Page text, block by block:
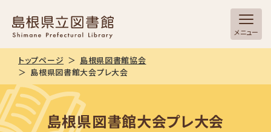
メニュー
トップページ
島根県図書館協会
島根県図書館大会プレ大会
島根県図書館大会プレ大会